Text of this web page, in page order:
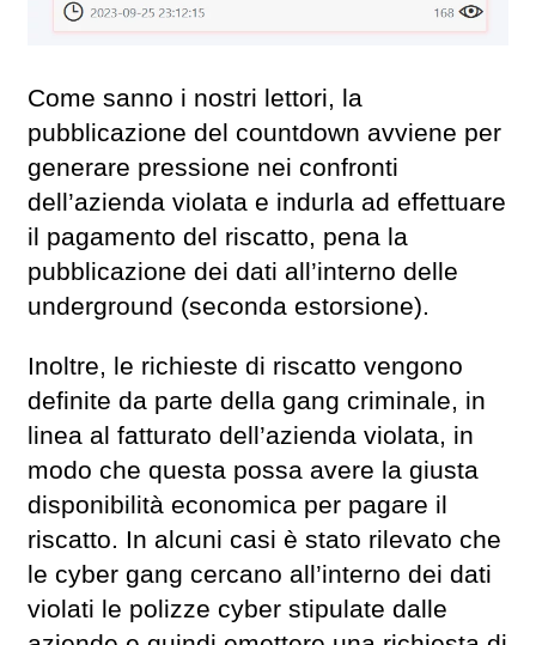
Come sanno i nostri lettori, la
pubblicazione del countdown avviene per
generare pressione nei confronti
dell’azienda violata e indurla ad effettuare
il pagamento del riscatto, pena la
pubblicazione dei dati all’interno delle
underground (seconda estorsione).
Inoltre, le richieste di riscatto vengono
definite da parte della gang criminale, in
linea al fatturato dell’azienda violata, in
modo che questa possa avere la giusta
disponibilità economica per pagare il
riscatto. In alcuni casi è stato rilevato che
le cyber gang cercano all’interno dei dati
violati le polizze cyber stipulate dalle